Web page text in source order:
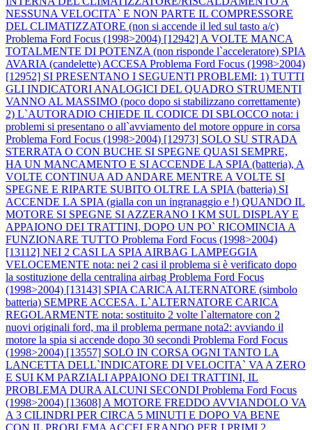
NESSUNA VELOCITA` E NON PARTE IL COMPRESSORE
DEL CLIMATIZZATORE (non si accende il led sul tasto a/c)
Problema Ford Focus (1998>2004) [12942] A VOLTE MANCA
TOTALMENTE DI POTENZA (non risponde l`acceleratore) SPIA
AVARIA (candelette) ACCESA Problema Ford Focus (1998>2004)
[12952] SI PRESENTANO I SEGUENTI PROBLEMI: 1) TUTTI
GLI INDICATORI ANALOGICI DEL QUADRO STRUMENTI
VANNO AL MASSIMO (poco dopo si stabilizzano correttamente)
2) L`AUTORADIO CHIEDE IL CODICE DI SBLOCCO nota: i
problemi si presentano o all`avviamento del motore oppure in corsa
Problema Ford Focus (1998>2004) [12973] SOLO SU STRADA
STERRATA O CON BUCHE SI SPEGNE QUASI SEMPRE,
HA UN MANCAMENTO E SI ACCENDE LA SPIA (batteria), A
VOLTE CONTINUA AD ANDARE MENTRE A VOLTE SI
SPEGNE E RIPARTE SUBITO OLTRE LA SPIA (batteria) SI
ACCENDE LA SPIA (gialla con un ingranaggio e !) QUANDO IL
MOTORE SI SPEGNE SI AZZERANO I KM SUL DISPLAY E
APPAIONO DEI TRATTINI, DOPO UN PO` RICOMINCIA A
FUNZIONARE TUTTO Problema Ford Focus (1998>2004)
[13112] NEI 2 CASI LA SPIA AIRBAG LAMPEGGIA
VELOCEMENTE nota: nei 2 casi il problema si è verificato dopo
la sostituzione della centralina airbag Problema Ford Focus
(1998>2004) [13143] SPIA CARICA ALTERNATORE (simbolo
batteria) SEMPRE ACCESA. L`ALTERNATORE CARICA
REGOLARMENTE nota: sostituito 2 volte l`alternatore con 2
nuovi originali ford, ma il problema permane nota2: avviando il
motore la spia si accende dopo 30 secondi Problema Ford Focus
(1998>2004) [13557] SOLO IN CORSA OGNI TANTO LA
LANCETTA DELL`INDICATORE DI VELOCITA` VA A ZERO
E SUI KM PARZIALI APPAIONO DEI TRATTINI, IL
PROBLEMA DURA ALCUNI SECONDI Problema Ford Focus
(1998>2004) [13608] A MOTORE FREDDO AVVIANDOLO VA
A 3 CILINDRI PER CIRCA 5 MINUTI E DOPO VA BENE
CON IL PROBLEMA ACCELERANDO PER I PRIMI 2